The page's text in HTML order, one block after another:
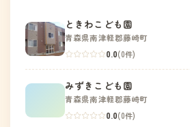
ときわこども園
青森県南津軽郡藤崎町
0.0(0件)
みずきこども園
青森県南津軽郡藤崎町
0.0(0件)